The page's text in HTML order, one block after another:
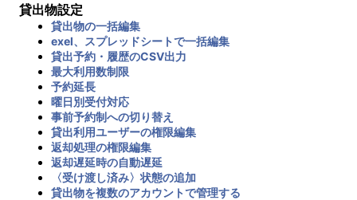
貸出物設定
貸出物の一括編集
exel、スプレッドシートで一括編集
貸出予約・履歴のCSV出力
最大利用数制限
予約延長
曜日別受付対応
事前予約制への切り替え
貸出利用ユーザーの権限編集
返却処理の権限編集
返却遅延時の自動遅延
〈受け渡し済み〉状態の追加
貸出物を複数のアカウントで管理する